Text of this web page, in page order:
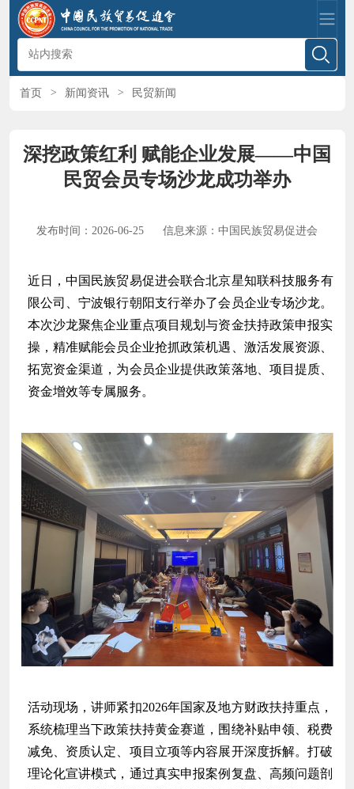
首页 > 新闻资讯 > 民贸新闻
深挖政策红利 赋能企业发展——中国
民贸会员专场沙龙成功举办
发布时间：2026-06-25 信息来源：中国民族贸易促进会
近日， 中国民族贸易促进会联合北京星知联科技服务有
限公司、宁波银行朝阳支行举办了会员企业专场沙龙。
本次沙龙聚焦企业重点项目规划与资金扶持政策申报实
操，精准赋能会员企业抢抓政策机遇、激活发展资源、
拓宽资金渠道，为会员企业提供政策落地、项目提质、
资金增效等专属服务。
活动现场，讲师紧扣2026年国家及地方财政扶持重点，
系统梳理当下政策扶持黄金赛道，围绕补贴申领、税费
减免、资质认定、项目立项等内容展开深度拆解。打破
理论化宣讲模式，通过真实申报案例复盘、高频问题剖